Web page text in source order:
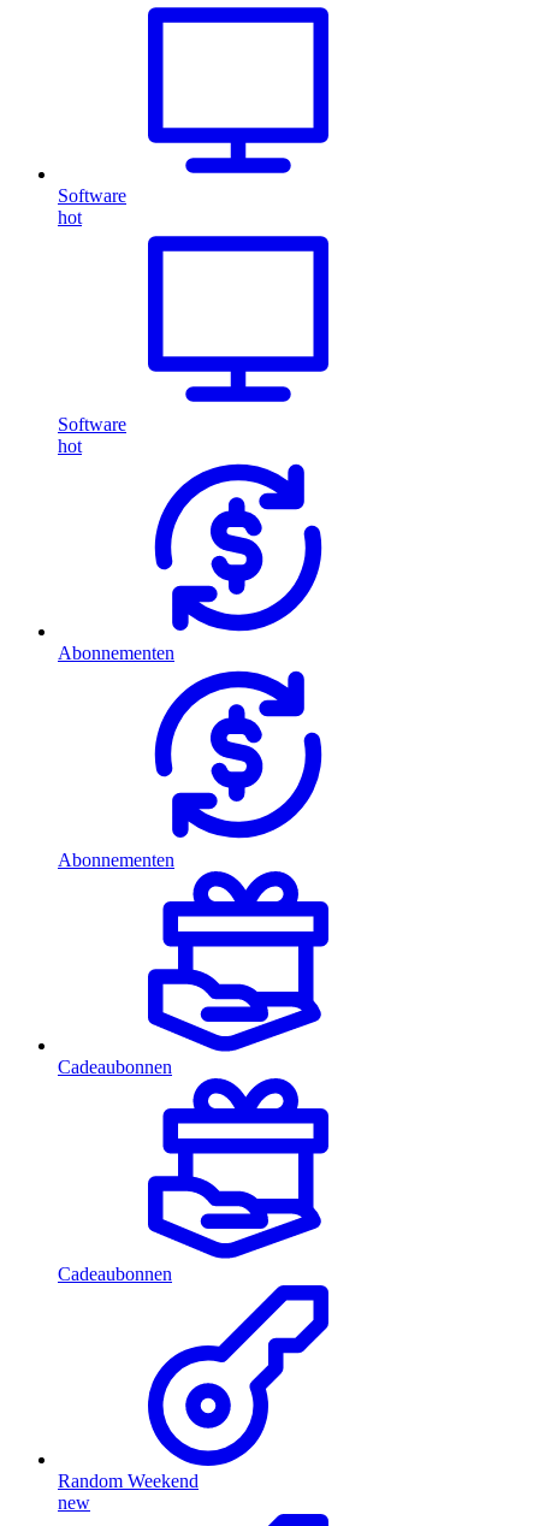
Software
hot
Software
hot
Abonnementen
Abonnementen
Cadeaubonnen
Cadeaubonnen
Random Weekend
new